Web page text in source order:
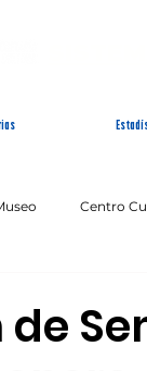
Centro
de